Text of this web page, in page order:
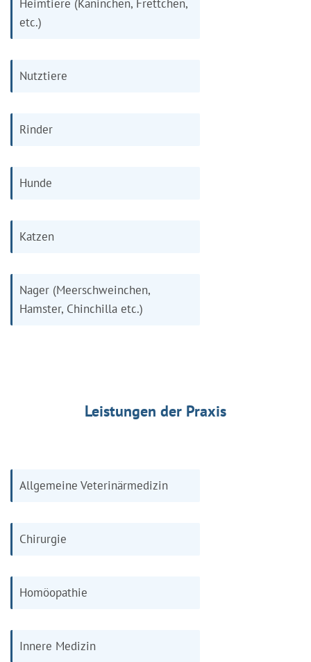
Heimtiere (Kaninchen, Frettchen,
etc.)
Nutztiere
Rinder
Hunde
Katzen
Nager (Meerschweinchen,
Hamster, Chinchilla etc.)
Leistungen der Praxis
Allgemeine Veterinärmedizin
Chirurgie
Homöopathie
Innere Medizin